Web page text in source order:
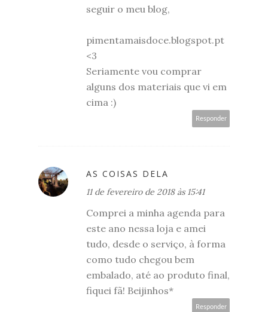
seguir o meu blog,
pimentamaisdoce.blogspot.pt
<3
Seriamente vou comprar
alguns dos materiais que vi em
cima :)
Responder
AS COISAS DELA
11 de fevereiro de 2018 às 15:41
Comprei a minha agenda para
este ano nessa loja e amei
tudo, desde o serviço, à forma
como tudo chegou bem
embalado, até ao produto final,
fiquei fã! Beijinhos*
Responder